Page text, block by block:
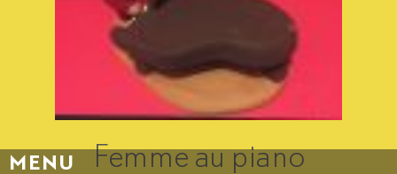
Femme au piano
MENU